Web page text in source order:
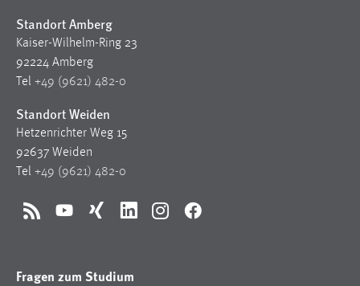
Standort Amberg
Kaiser-Wilhelm-Ring 23
92224 Amberg
Tel +49 (9621) 482-0
Standort Weiden
Hetzenrichter Weg 15
92637 Weiden
Tel +49 (9621) 482-0
RSS YouTubeXing LinkedInInstagramFacebook
Fragen zum Studium